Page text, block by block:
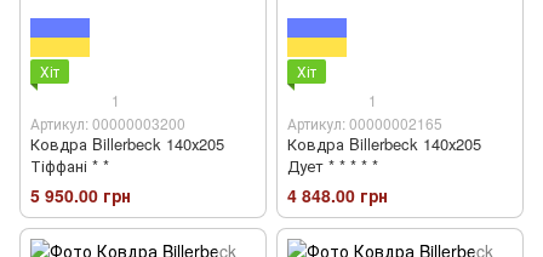
Хіт
1
Артикул: 00000003200
Ковдра Billerbeck 140х205
Тіффані * *
5 950.00 грн
Хіт
1
Артикул: 00000002165
Ковдра Billerbeck 140х205
Дует * * * * *
4 848.00 грн